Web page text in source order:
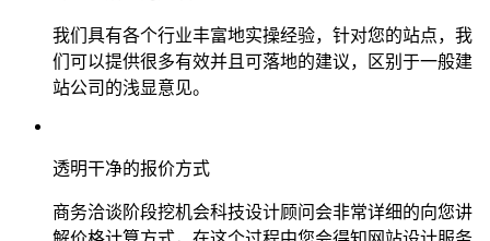
我们具有各个行业丰富地实操经验，针对您的站点，我
们可以提供很多有效并且可落地的建议，区别于一般建
站公司的浅显意见。
透明干净的报价方式
商务洽谈阶段挖机会科技设计顾问会非常详细的向您讲